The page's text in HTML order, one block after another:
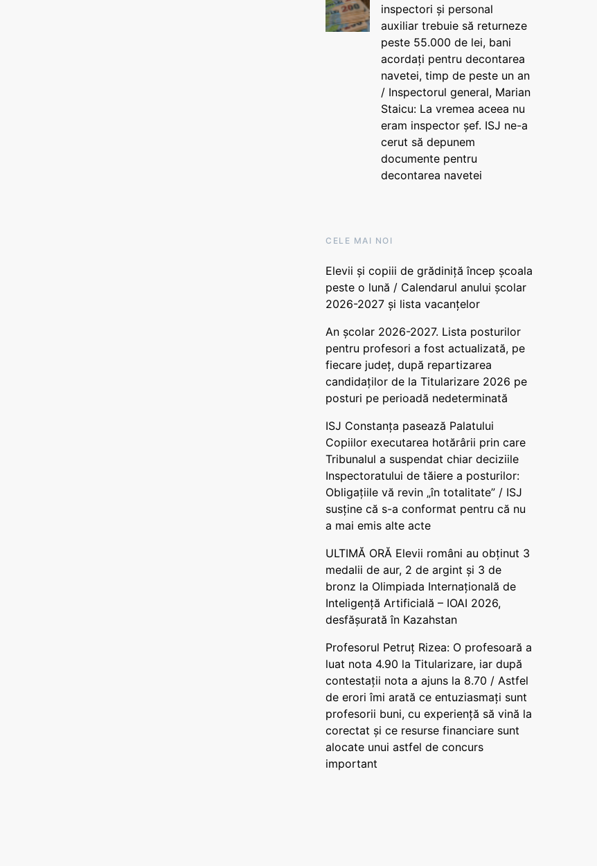
inspectori și personal
auxiliar trebuie să returneze
peste 55.000 de lei, bani
acordați pentru decontarea
navetei, timp de peste un an
/ Inspectorul general, Marian
Staicu: La vremea aceea nu
eram inspector șef. ISJ ne-a
cerut să depunem
documente pentru
decontarea navetei
CELE MAI NOI
Elevii și copiii de grădiniță încep școala
peste o lună / Calendarul anului școlar
2026-2027 și lista vacanțelor
An școlar 2026-2027. Lista posturilor
pentru profesori a fost actualizată, pe
fiecare județ, după repartizarea
candidaților de la Titularizare 2026 pe
posturi pe perioadă nedeterminată
ISJ Constanța pasează Palatului
Copiilor executarea hotărârii prin care
Tribunalul a suspendat chiar deciziile
Inspectoratului de tăiere a posturilor:
Obligațiile vă revin „în totalitate” / ISJ
susține că s-a conformat pentru că nu
a mai emis alte acte
ULTIMĂ ORĂ Elevii români au obținut 3
medalii de aur, 2 de argint și 3 de
bronz la Olimpiada Internațională de
Inteligență Artificială – IOAI 2026,
desfășurată în Kazahstan
Profesorul Petruț Rizea: O profesoară a
luat nota 4.90 la Titularizare, iar după
contestații nota a ajuns la 8.70 / Astfel
de erori îmi arată ce entuziasmați sunt
profesorii buni, cu experiență să vină la
corectat și ce resurse financiare sunt
alocate unui astfel de concurs
important